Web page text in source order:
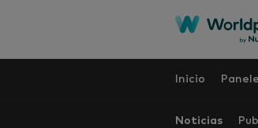
Inicio
Noticias